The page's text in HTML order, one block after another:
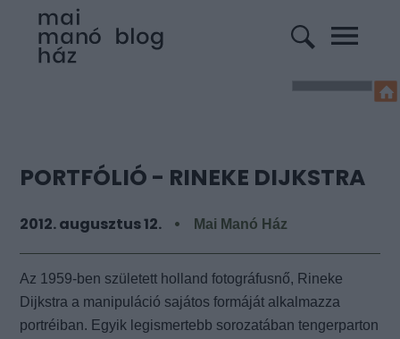
PORTFÓLIÓ - RINEKE DIJKSTRA
2012. augusztus 12. Mai Manó Ház
Az 1959-ben született holland fotográfusnő, Rineke
Dijkstra a manipuláció sajátos formáját alkalmazza
portréiban. Egyik legismertebb sorozatában tengerparton